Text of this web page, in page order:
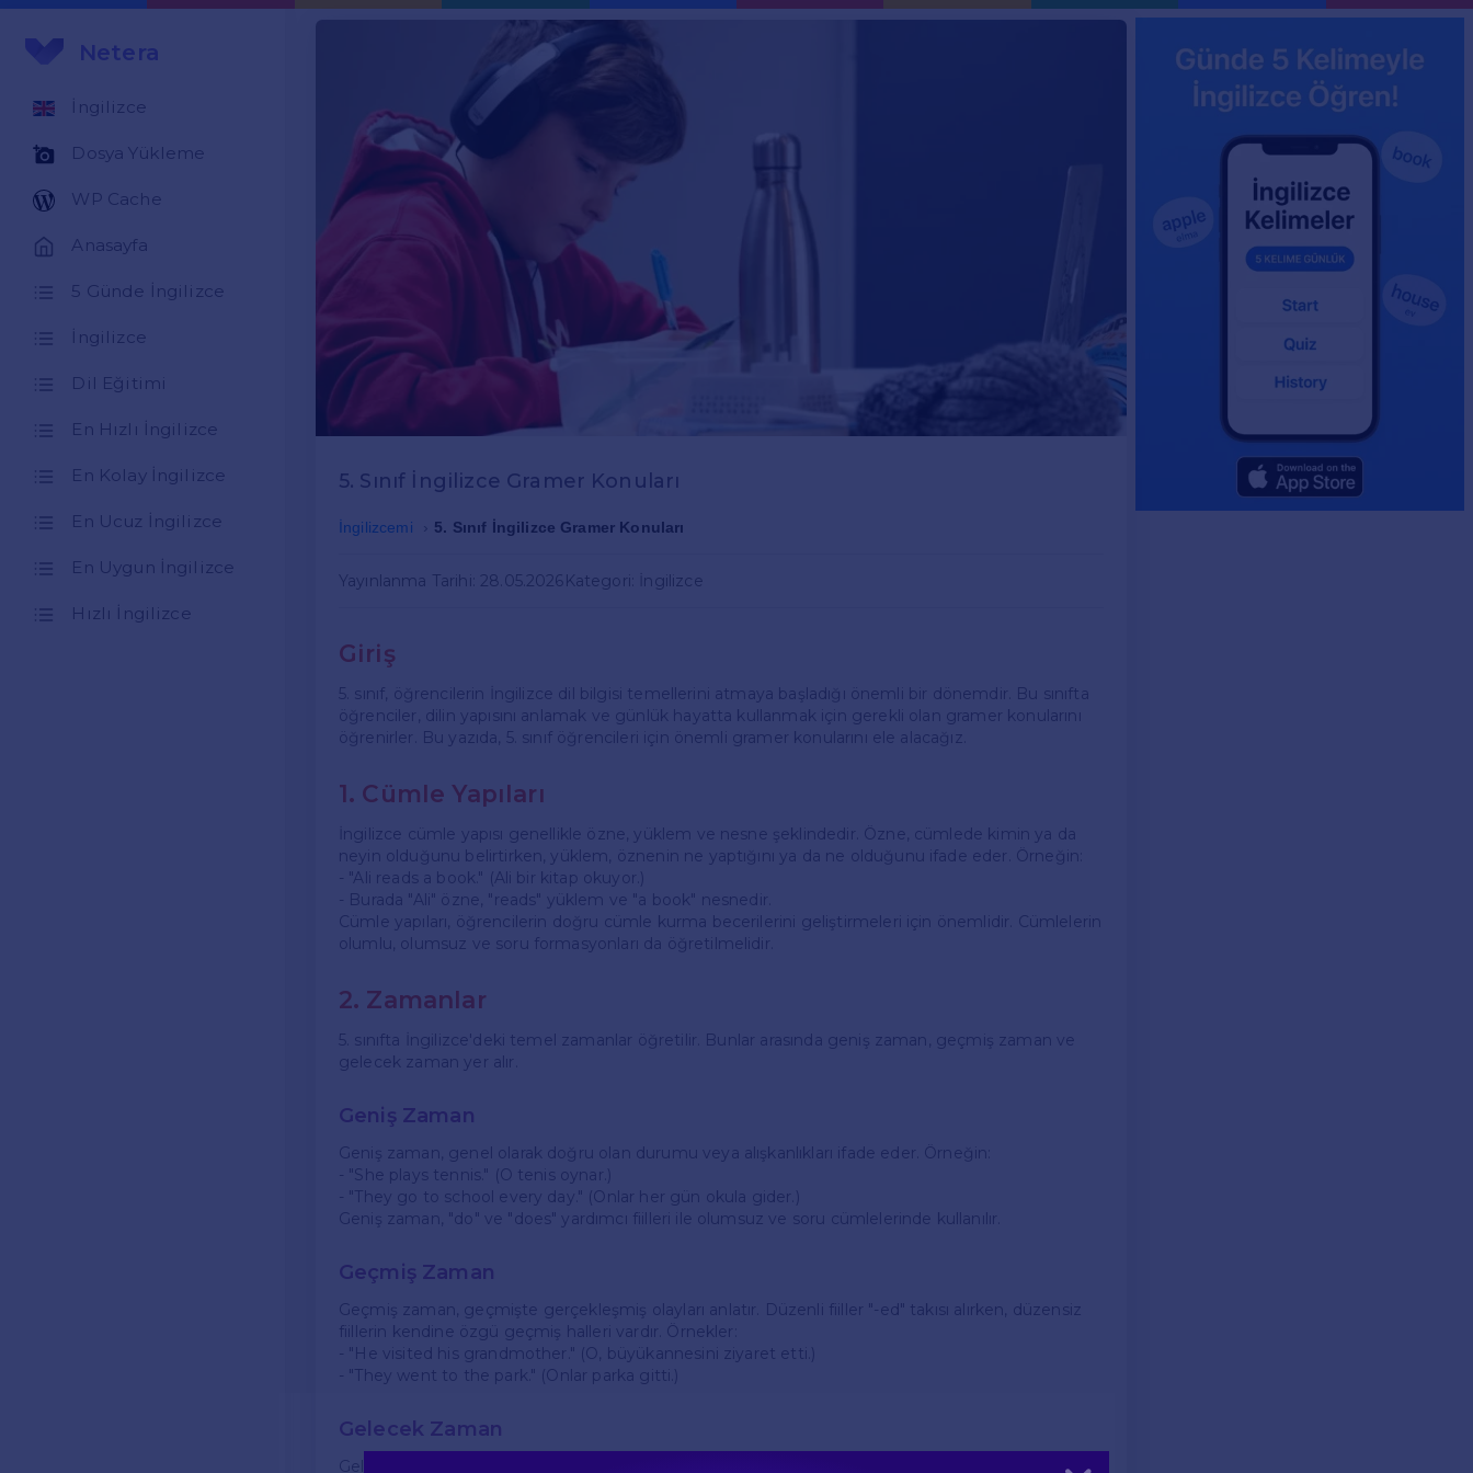
Netera
İngilizce
Dosya Yükleme
WP Cache
Anasayfa
5 Günde İngilizce
İngilizce
Dil Eğitimi
En Hızlı İngilizce
En Kolay İngilizce
En Ucuz İngilizce
En Uygun İngilizce
Hızlı İngilizce
5. Sınıf İngilizce Gramer Konuları
İngilizcemi 5. Sınıf İngilizce Gramer Konuları
Yayınlanma Tarihi: 28.05.2026 Kategori: İngilizce
Giriş
5. sınıf, öğrencilerin İngilizce dil bilgisi temellerini atmaya başladığı önemli bir dönemdir. Bu sınıfta
öğrenciler, dilin yapısını anlamak ve günlük hayatta kullanmak için gerekli olan gramer konularını
öğrenirler. Bu yazıda, 5. sınıf öğrencileri için önemli gramer konularını ele alacağız.
1. Cümle Yapıları
İngilizce cümle yapısı genellikle özne, yüklem ve nesne şeklindedir. Özne, cümlede kimin ya da
neyin olduğunu belirtirken, yüklem, öznenin ne yaptığını ya da ne olduğunu ifade eder. Örneğin:
- "Ali reads a book." (Ali bir kitap okuyor.)
- Burada "Ali" özne, "reads" yüklem ve "a book" nesnedir.
Cümle yapıları, öğrencilerin doğru cümle kurma becerilerini geliştirmeleri için önemlidir. Cümlelerin
olumlu, olumsuz ve soru formasyonları da öğretilmelidir.
2. Zamanlar
5. sınıfta İngilizce'deki temel zamanlar öğretilir. Bunlar arasında geniş zaman, geçmiş zaman ve
gelecek zaman yer alır.
Geniş Zaman
Geniş zaman, genel olarak doğru olan durumu veya alışkanlıkları ifade eder. Örneğin:
- "She plays tennis." (O tenis oynar.)
- "They go to school every day." (Onlar her gün okula gider.)
Geniş zaman, "do" ve "does" yardımcı fiilleri ile olumsuz ve soru cümlelerinde kullanılır.
Geçmiş Zaman
Geçmiş zaman, geçmişte gerçekleşmiş olayları anlatır. Düzenli fiiller "-ed" takısı alırken, düzensiz
fiillerin kendine özgü geçmiş halleri vardır. Örnekler:
- "He visited his grandmother." (O, büyükannesini ziyaret etti.)
- "They went to the park." (Onlar parka gitti.)
Gelecek Zaman
Gelecek zaman, gelecekte olacak olayları ifade eder. "Will" ya da "going to" yapıları ile kullanılır.